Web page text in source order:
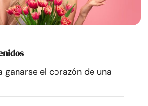
ganarse el corazón de una